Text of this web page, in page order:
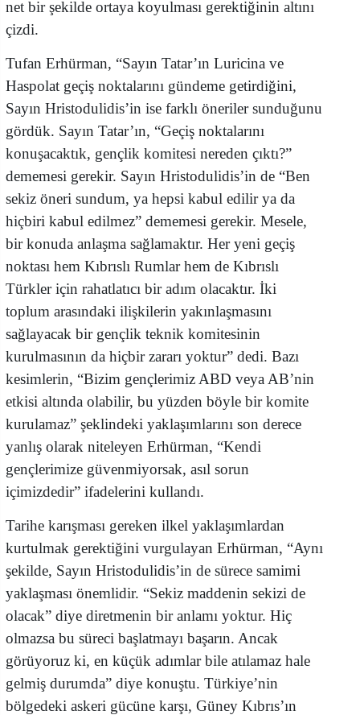
net bir şekilde ortaya koyulması gerektiğinin altını
çizdi.
Tufan Erhürman, “Sayın Tatar’ın Luricina ve
Haspolat geçiş noktalarını gündeme getirdiğini,
Sayın Hristodulidis’in ise farklı öneriler sunduğunu
gördük. Sayın Tatar’ın, “Geçiş noktalarını
konuşacaktık, gençlik komitesi nereden çıktı?”
dememesi gerekir. Sayın Hristodulidis’in de “Ben
sekiz öneri sundum, ya hepsi kabul edilir ya da
hiçbiri kabul edilmez” dememesi gerekir. Mesele,
bir konuda anlaşma sağlamaktır. Her yeni geçiş
noktası hem Kıbrıslı Rumlar hem de Kıbrıslı
Türkler için rahatlatıcı bir adım olacaktır. İki
toplum arasındaki ilişkilerin yakınlaşmasını
sağlayacak bir gençlik teknik komitesinin
kurulmasının da hiçbir zararı yoktur” dedi. Bazı
kesimlerin, “Bizim gençlerimiz ABD veya AB’nin
etkisi altında olabilir, bu yüzden böyle bir komite
kurulamaz” şeklindeki yaklaşımlarını son derece
yanlış olarak niteleyen Erhürman, “Kendi
gençlerimize güvenmiyorsak, asıl sorun
içimizdedir” ifadelerini kullandı.
Tarihe karışması gereken ilkel yaklaşımlardan
kurtulmak gerektiğini vurgulayan Erhürman, “Aynı
şekilde, Sayın Hristodulidis’in de sürece samimi
yaklaşması önemlidir. “Sekiz maddenin sekizi de
olacak” diye diretmenin bir anlamı yoktur. Hiç
olmazsa bu süreci başlatmayı başarın. Ancak
görüyoruz ki, en küçük adımlar bile atılamaz hale
gelmiş durumda” diye konuştu. Türkiye’nin
bölgedeki askeri gücüne karşı, Güney Kıbrıs’ın